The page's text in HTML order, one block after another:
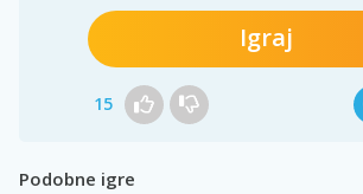
Igraj
15
Podobne igre